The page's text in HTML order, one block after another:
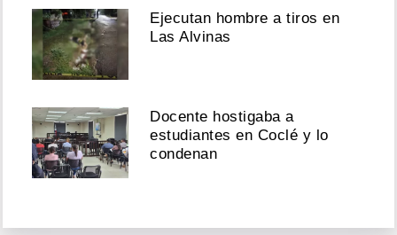
Ejecutan hombre a tiros en
Las Alvinas
Docente hostigaba a
estudiantes en Coclé y lo
condenan